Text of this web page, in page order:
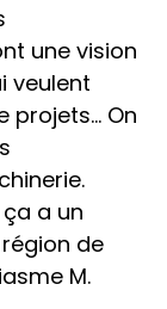
une vision
veulent
projets… On
a un
de
M.